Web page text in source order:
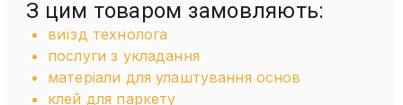
З цим товаром замовляють:
виїзд технолога
послуги з укладання
матеріали для улаштування основ
клей для паркету